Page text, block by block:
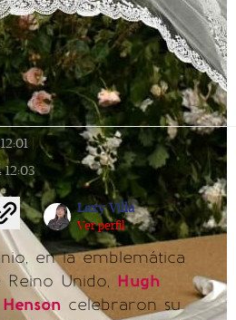
12:01
12:03
Lexy Villa
Ver perfil
en la emblemática
Unido, Hugh
celebraron su